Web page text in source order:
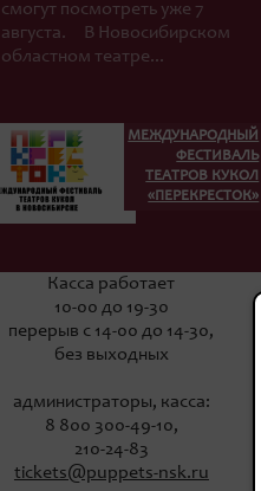
смогут посмотреть уже 7
августа. В Новосибирском
областном театре...
МЕЖДУНАРОДНЫЙ
ФЕСТИВАЛЬ
ТЕАТРОВ КУКОЛ
«ПЕРЕКРЕСТОК»
Касса работает
10-00 до 19-30
перерыв с 14-00 до 14-30,
без выходных
администраторы, касса:
8 800 300-49-10,
210-24-83
tickets@puppets-nsk.ru